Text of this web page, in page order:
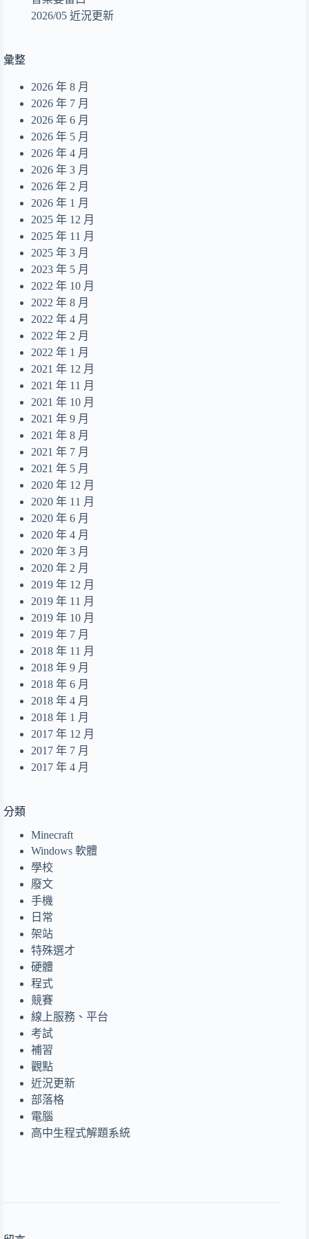
end of a life
14Summer Dream
15無人之島
16目及皆是你
17摺縫中的夢
18Daydreamer
2026/05 近況更新
彙整
2026 年 8 月
2026 年 7 月
2026 年 6 月
2026 年 5 月
2026 年 4 月
2026 年 3 月
2026 年 2 月
2026 年 1 月
2025 年 12 月
2025 年 11 月
2025 年 3 月
2023 年 5 月
2022 年 10 月
2022 年 8 月
2022 年 4 月
2022 年 2 月
2022 年 1 月
2021 年 12 月
2021 年 11 月
2021 年 10 月
2021 年 9 月
2021 年 8 月
2021 年 7 月
2021 年 5 月
2020 年 12 月
2020 年 11 月
2020 年 6 月
2020 年 4 月
2020 年 3 月
2020 年 2 月
2019 年 12 月
2019 年 11 月
2019 年 10 月
2019 年 7 月
2018 年 11 月
2018 年 9 月
2018 年 6 月
2018 年 4 月
2018 年 1 月
2017 年 12 月
2017 年 7 月
2017 年 4 月
分類
Minecraft
Windows 軟體
學校
廢文
手機
日常
架站
特殊選才
硬體
程式
競賽
線上服務、平台
考試
補習
觀點
近況更新
部落格
電腦
高中生程式解題系統